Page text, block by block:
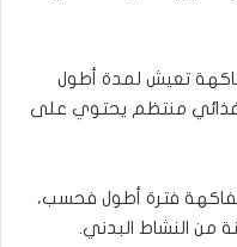
تعيش لمدة أطول
غذائي منتظم يحتوي على
فترة أطول فحسب،
من النشاط البدني.